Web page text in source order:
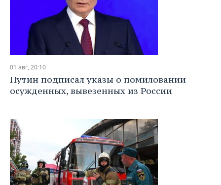
01 авг, 20:10
Путин подписал указы о помиловании
осужденных, вывезенных из России